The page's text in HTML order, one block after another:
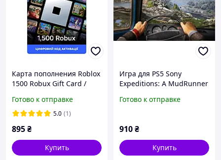
Карта пополнения Roblox
1500 Robux Gift Card /
1500 Робукс (цифровой
код активации)
Готово к отправке
5.0 (1)
895₴
Купить
Игра для PS5 Sony
Expeditions: A MudRunner
Готово к отправке
910₴
Купить